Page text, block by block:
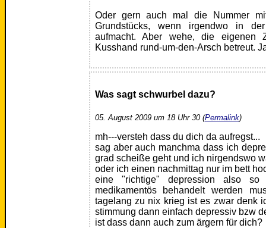
Oder gern auch mal die Nummer
Grundstücks, wenn irgendwo in
aufmacht. Aber wehe, die eigenen
Kusshand rund-um-den-Arsch betreut.
Was sagt schwurbel dazu?
05. August 2009 um 18 Uhr 30 (Permalink)
mh---versteh dass du dich da aufregst...
sag aber auch manchma dass ich
grad scheiße geht und ich nirgendswo
oder ich einen nachmittag nur im bett
eine "richtige" depression also
medikamentös behandelt werden
tagelang zu nix krieg ist es zwar denk
stimmung dann einfach depressiv bzw
ist dass dann auch zum ärgern für dich?